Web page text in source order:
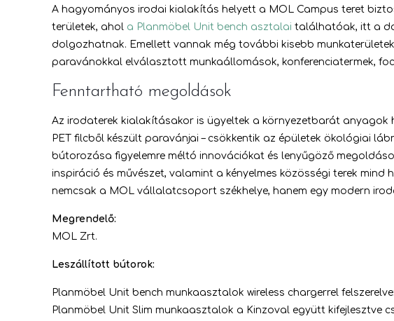
A hagyományos irodai kialakítás helyett a MOL Campus teret
területek, ahol a Planmöbel Unit bench asztalai találhatóak, itt a
dolgozhatnak. Emellett vannak még további kisebb
paravánokkal elválasztott munkaállomások, konferenciatermek,
Fenntartható megoldások
Az irodaterek kialakításakor is ügyeltek a környezetbarát
PET filcből készült paravánjai – csökkentik az épületek ökológiai
bútorozása figyelemre méltó innovációkat és lenyűgöző
inspiráció és művészet, valamint a kényelmes közösségi terek
nemcsak a MOL vállalatcsoport székhelye, hanem egy modern
Megrendelő:
MOL Zrt.
Leszállított bútorok:
Planmöbel Unit bench munkaasztalok wireless chargerrel
Planmöbel Unit Slim munkaasztalok a Kinzoval együtt kifejlesztve